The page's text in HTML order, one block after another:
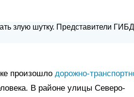
произошло дорожно-
В районе улицы Северо-